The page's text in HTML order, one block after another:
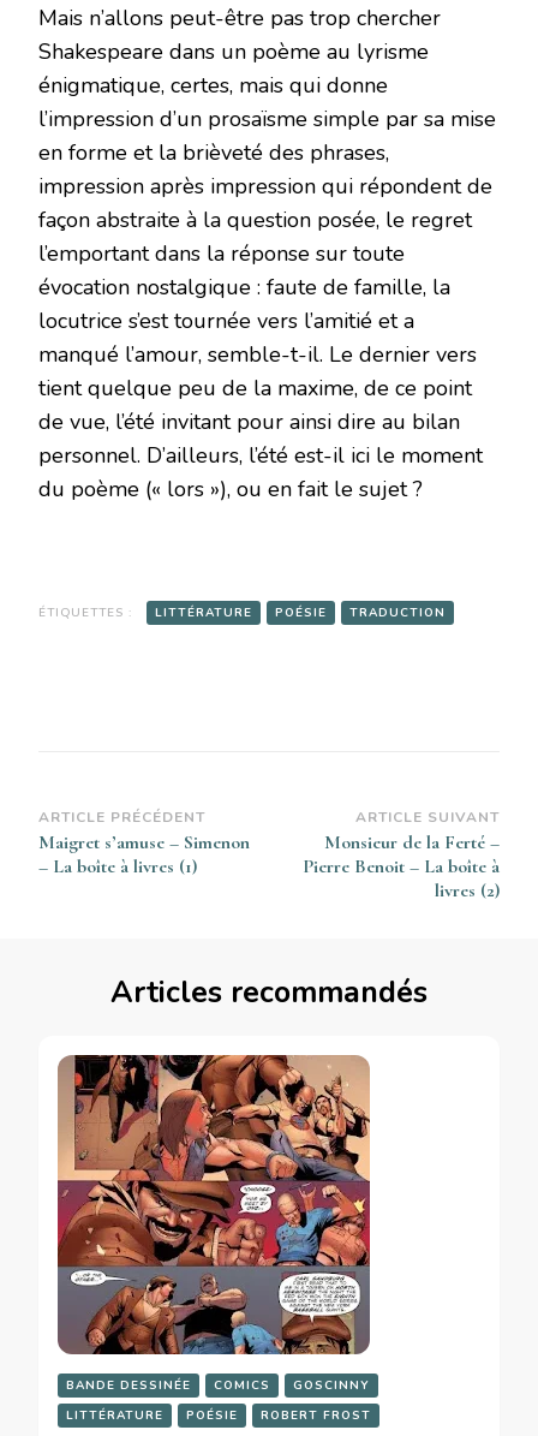
Mais n’allons peut-être pas trop chercher
Shakespeare dans un poème au lyrisme
énigmatique, certes, mais qui donne
l’impression d’un prosaïsme simple par sa mise
en forme et la brièveté des phrases,
impression après impression qui répondent de
façon abstraite à la question posée, le regret
l’emportant dans la réponse sur toute
évocation nostalgique : faute de famille, la
locutrice s’est tournée vers l’amitié et a
manqué l’amour, semble-t-il. Le dernier vers
tient quelque peu de la maxime, de ce point
de vue, l’été invitant pour ainsi dire au bilan
personnel. D’ailleurs, l’été est-il ici le moment
du poème (« lors »), ou en fait le sujet ?
ÉTIQUETTES : LITTÉRATURE POÉSIE TRADUCTION
Navigation
d’article
ARTICLE PRÉCÉDENT
Maigret s’amuse – Simenon
– La boîte à livres (1)
ARTICLE SUIVANT
Monsieur de la Ferté –
Pierre Benoit – La boîte à
livres (2)
Articles recommandés
BANDE DESSINÉE COMICS
GOSCINNY
LITTÉRATURE
POÉSIE ROBERT FROST